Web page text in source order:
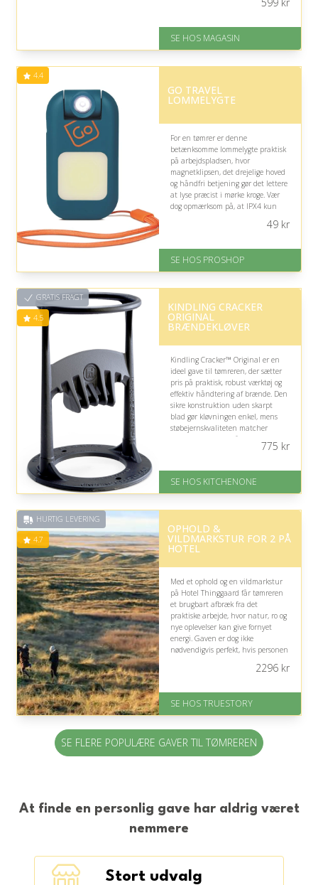
God Trustpilot rating på 4.1 ud
SE HOS MAGASIN
4.4
GO TRAVEL
LOMMELYGTE
For en tømrer er denne
betænksomme lommelygte praktisk
på arbejdspladsen, hvor
magnetklipsen, det drejelige hoved
og håndfri betjening gør det lettere
at lyse præcist i mørke kroge. Vær
dog opmærksom på, at IPX4 kun
På lager
Levering: 2-12 hverdage
på 4.4 ud af 5
49kr
SE HOS PROSHOP
GRATIS FRAGT
4.5
KINDLING CRACKER
ORIGINAL
BRÆNDEKLØVER
Kindling Cracker™ Original er en
ideel gave til tømreren, der sætter
pris på praktisk, robust værktøj og
effektiv håndtering af brænde. Den
sikre konstruktion uden skarpt
blad gør kløvningen enkel, mens
støbejernskvaliteten matcher
glæden ved solidt håndværk; vær
opmærksom på, at hammeren skal
På lager
Levering: 1-5 hverdage
Gratis fragt
på 4.5 ud af 5
775 kr
SE HOS KITCHENONE
HURTIG LEVERING
4.7
OPHOLD &
VILDMARKSTUR FOR 2 PÅ
HOTEL
Med et ophold og en vildmarkstur
på Hotel Thinggaard får tømreren
et brugbart afbræk fra det
praktiske arbejde, hvor natur, ro og
nye oplevelser kan give fornyet
energi. Gaven er dog ikke
nødvendigvis perfekt, hvis personen
På lager
Levering: 1-2 dages levering.
samme
Fremragende Trustpilot rating
på 4.7 ud af 5
2296kr
SE HOS TRUESTORY
SE FLERE POPULÆRE GAVER TIL TØMREREN
At finde en personlig gave har aldrig været
nemmere
Stort udvalg